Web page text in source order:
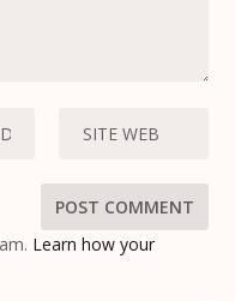
Learn how your